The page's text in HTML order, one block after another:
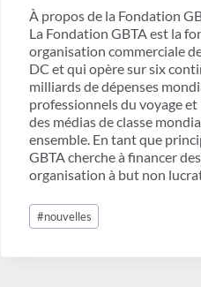
À propos de la Fondation
La Fondation GBTA est la
organisation commerciale
DC et qui opère sur six
milliards de dépenses
professionnels du voyage
des médias de classe
ensemble. En tant que
GBTA cherche à financer
organisation à but non
Étiquettes
de
publication :
#nouvelles